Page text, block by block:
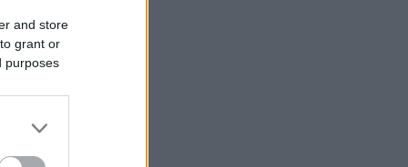
and store
grant or
purposes